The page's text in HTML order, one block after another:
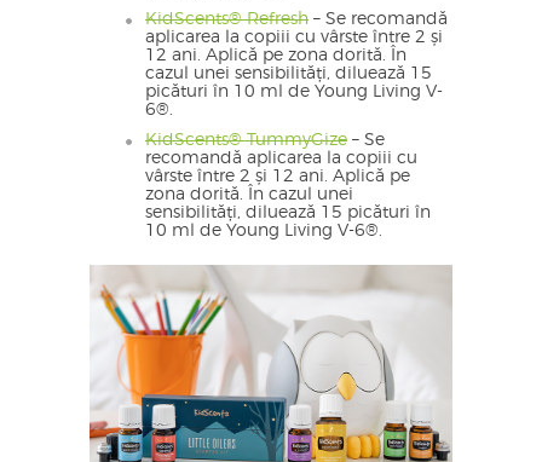
KidScents® Refresh – Se recomandă
aplicarea la copiii cu vârste între 2 și
12 ani. Aplică pe zona dorită. În
cazul unei sensibilități, diluează 15
picături în 10 ml de Young Living V-
6®.
KidScents® TummyGize – Se
recomandă aplicarea la copiii cu
vârste între 2 și 12 ani. Aplică pe
zona dorită. În cazul unei
sensibilități, diluează 15 picături în
10 ml de Young Living V-6®.